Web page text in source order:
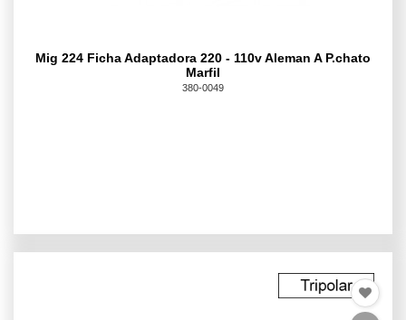
Mig 224 Ficha Adaptadora 220 - 110v Aleman A P.chato
Marfil
380-0049